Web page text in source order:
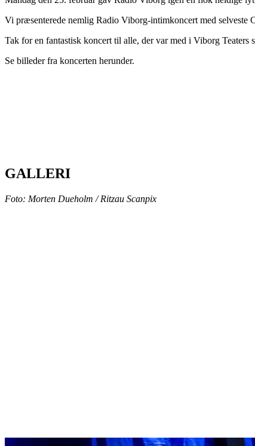
Vi præsenterede nemlig Radio Viborg-intimkoncert med selveste
Tak for en fantastisk koncert til alle, der var med i Viborg Teaters
Se billeder fra koncerten herunder.
GALLERI
Foto: Morten Dueholm / Ritzau Scanpix